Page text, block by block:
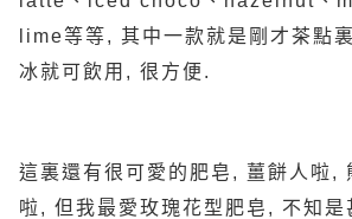
lime等等, 其中一款就是剛才茶點
冰就可飲用, 很方便.
這裏還有很可愛的肥皂, 薑餅人啦,
啦, 但我最愛玫瑰花型肥皂, 不知是